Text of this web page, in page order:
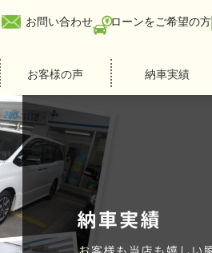
お問い合わせ ローンをご希望の方
お客様の声 納車実績